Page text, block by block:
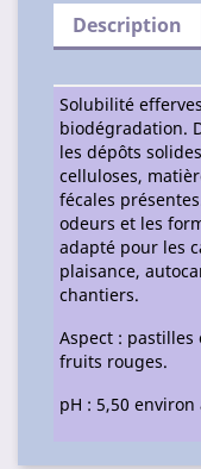
Description
Solubilité
biodégradation.
les dépôts
celluloses,
fécales
odeurs et les
adapté pour les
plaisance,
chantiers.
Aspect : pastilles
fruits rouges.
pH : 5,50 environ